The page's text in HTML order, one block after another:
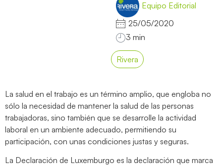
Equipo Editorial
25/05/2020
Rivera
La salud en el trabajo es un término amplio, que engloba no
sólo la necesidad de mantener la salud de las personas
trabajadoras, sino también que se desarrolle la actividad
laboral en un ambiente adecuado, permitiendo su
participación, con unas condiciones justas y seguras.
La Declaración de Luxemburgo es la declaración que marca